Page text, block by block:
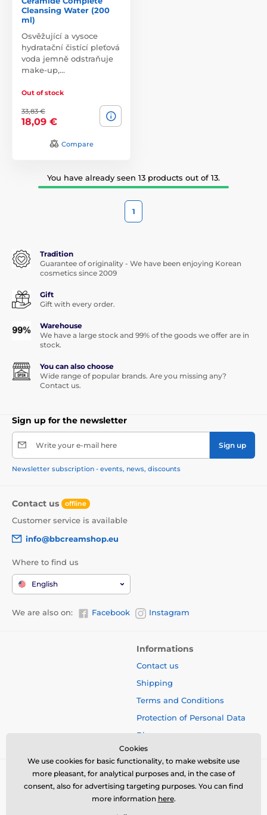
Cleansing Water (200
ml)
Osvěžující a vysoce
hydratační čistící pleťová
voda jemně odstraňuje
make-up,…
Out of stock
33,83 €
18,09 €
Compare
You have already seen 13 products out of 13.
1
Tradition
Guarantee of originality - We have been enjoying Korean
cosmetics since 2009
Gift
Gift with every order.
Warehouse
We have a large stock and 99% of the goods we offer are in
stock.
You can also choose
Wide range of popular brands. Are you missing any?
Contact us.
Sign up for the newsletter
Write your e-mail here Sign up
Newsletter subscription - events, news, discounts
Contact us offline
Customer service is available
info@bbcreamshop.eu
Where to find us
English
We are also on: Facebook Instagram
Informations
Contact us
Shipping
Terms and Conditions
Protection of Personal Data
Blog
Cookies
We use cookies for basic functionality, to make website use
more pleasant, for analytical purposes and, in the case of
consent, also for advertising targeting purposes. You can find
more information here.